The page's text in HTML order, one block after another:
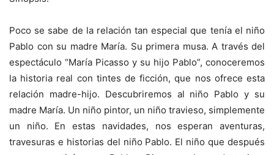
Poco se sabe de la relación tan especial que tenía el niño
Pablo con su madre María. Su primera musa. A través del
espectáculo “María Picasso y su hijo Pablo”, conoceremos
la historia real con tintes de ficción, que nos ofrece esta
relación madre-hijo. Descubriremos al niño Pablo y su
madre María. Un niño pintor, un niño travieso, simplemente
un niño. En estas navidades, nos esperan aventuras,
travesuras e historias del niño Pablo. El niño que después